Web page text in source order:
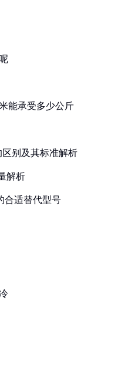
能承受多少公斤
区别及其标准解析
解析
合适替代型号